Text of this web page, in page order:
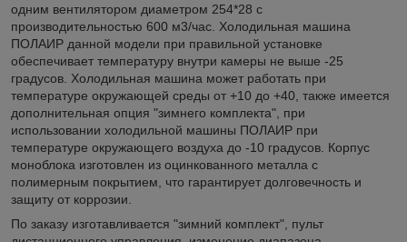
одним вентилятором диаметром 254*28 с
производительностью 600 м3/час. Холодильная машина
ПОЛАИР данной модели при правильной установке
обеспечивает температуру внутри камеры не выше -25
градусов. Холодильная машина может работать при
температуре окружающей среды от +10 до +40, также имеется
дополнительная опция "зимнего комплекта", при
использовании холодильной машины ПОЛАИР при
температуре окружающего воздуха до -10 градусов. Корпус
моноблока изготовлен из оцинкованного металла с
полимерным покрытием, что гарантирует долговечность и
защиту от коррозии.
По заказу изготавливается "зимний комплект", пульт